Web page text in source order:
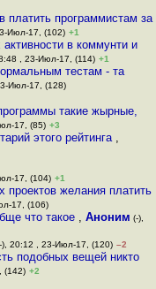
платить программистам за
Июл-17, (102) +1
в коммунти и
, 23-Июл-17, (114) +1
тестам - та
Июл-17, (128)
такие жырные,
17, (85) +3
этого рейтинга ,
17, (104) +1
проектов желания платить
17, (106)
что такое , Аноним (-),
), 20:12 , 23-Июл-17, (120) –2
подобных вещей никто
(142) +2